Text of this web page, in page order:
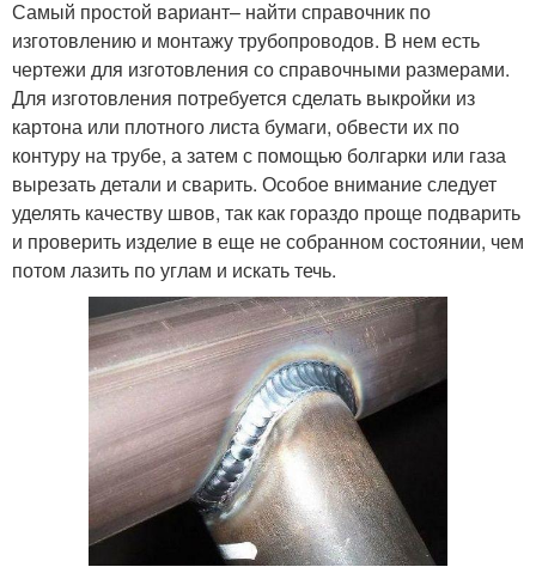
Самый простой вариант– найти справочник по
изготовлению и монтажу трубопроводов. В нем есть
чертежи для изготовления со справочными размерами.
Для изготовления потребуется сделать выкройки из
картона или плотного листа бумаги, обвести их по
контуру на трубе, а затем с помощью болгарки или газа
вырезать детали и сварить. Особое внимание следует
уделять качеству швов, так как гораздо проще подварить
и проверить изделие в еще не собранном состоянии, чем
потом лазить по углам и искать течь.